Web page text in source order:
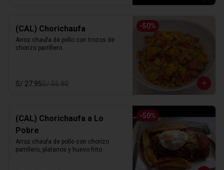
-50%
(CAL) Chorichaufa
Arroz chaufa de pollo con trozos de
chorizo parrillero.
S/ 27.95S/ 55.90
-50%
(CAL) Chorichaufa a Lo
Pobre
Arroz chaufa de pollo con chorizo
parrillero, platanos y huevo frito.